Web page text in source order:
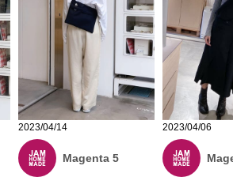
2023/04/14
Magenta 5
2023/04/06